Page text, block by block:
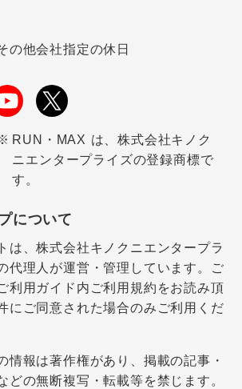
の他会社指定の休日
RUN・MAX は、株式会社キノク
ニエンタープライズの登録商標で
す。
について
は、株式会社キノクニエンタープラ
代理人が運営・管理しています。ご
利用ガイド内ご利用規約をお読み頂
にご同意された場合のみご利用くだ
情報は著作権があり、掲載の記事・
どの無断複写・転載等を禁じます。